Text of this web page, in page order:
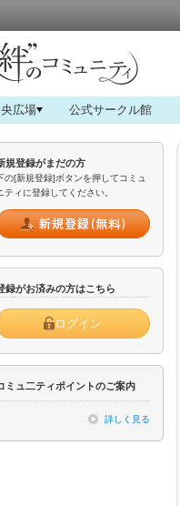
広場 公式サークル館
規登録がまだの方
の[新規登録]ボタンを押してコミュ
ティに登録してください。
録がお済みの方はこちら
ログイン
ミュ二ティポイントのご案内
詳しく見る